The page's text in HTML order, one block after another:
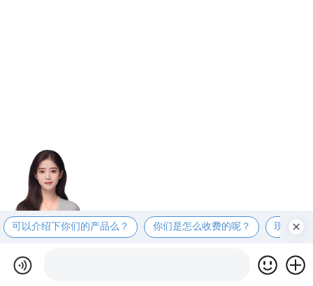
可以介绍下你们的产品么？ 你们是怎么收费的呢？ 现在有